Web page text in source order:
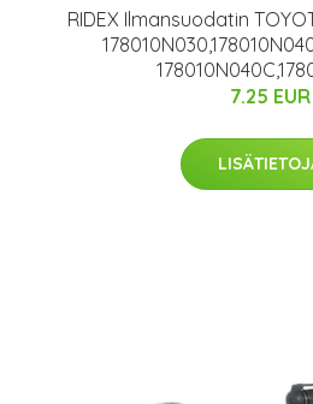
RIDEX Ilmansuodatin
7.25 EUR